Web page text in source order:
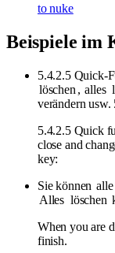
to nuke
Beispiele im
5.4.2.5 Quick-
löschen , alles
verändern usw.
5.4.2.5 Quick
close and
key:
Sie können alle
Alles löschen
When you are
finish.